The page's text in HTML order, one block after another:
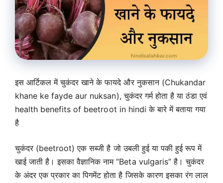
इस आर्टिकल में चुकंदर खाने के फायदे और नुकसान (Chukandar
khane ke fayde aur nuksan), चुकंदर गर्म होता है या ठंडा एवं
health benefits of beetroot in hindi के बारे में बताया गया
है
चुकंदर (beetroot) एक सब्जी है जो उबली हुई या पकी हुई रूप में
खाई जाती है। इसका वैज्ञानिक नाम “Beta vulgaris” है। चुकंदर
के अंदर एक प्रकार का पिगमेंट होता है जिसके कारण इसका रंग लाल